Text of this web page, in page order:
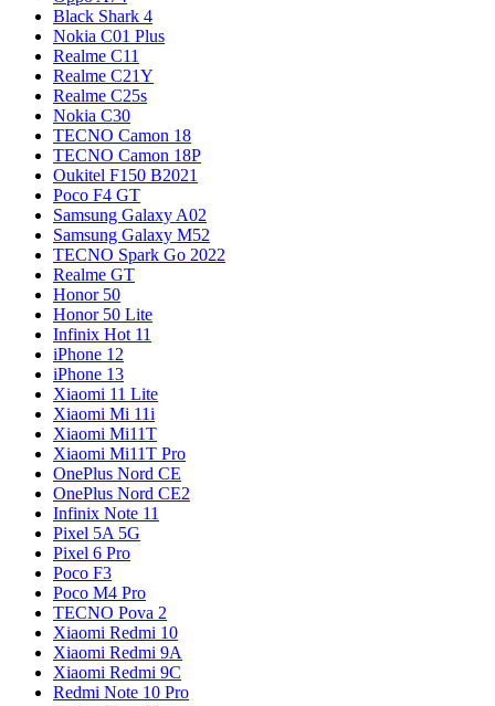
Black Shark 4
Nokia C01 Plus
Realme C11
Realme C21Y
Realme C25s
Nokia C30
TECNO Camon 18
TECNO Camon 18P
Oukitel F150 B2021
Poco F4 GT
Samsung Galaxy A02
Samsung Galaxy M52
TECNO Spark Go 2022
Realme GT
Honor 50
Honor 50 Lite
Infinix Hot 11
iPhone 12
iPhone 13
Xiaomi 11 Lite
Xiaomi Mi 11i
Xiaomi Mi11T
Xiaomi Mi11T Pro
OnePlus Nord CE
OnePlus Nord CE2
Infinix Note 11
Pixel 5A 5G
Pixel 6 Pro
Poco F3
Poco M4 Pro
TECNO Pova 2
Xiaomi Redmi 10
Xiaomi Redmi 9A
Xiaomi Redmi 9C
Redmi Note 10 Pro